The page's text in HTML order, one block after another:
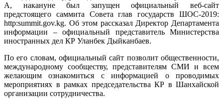
А, накануне был запущен официальный веб-сайт
предстоящего саммита Совета глав государств ШОС-2019:
http:summit.gov.kg. Об этом рассказал Директор Департамента
информации – официальный представитель Министерства
иностранных дел КР Уланбек Дыйканбаев.
По его словам, официальный сайт позволит общественности,
международному сообществу, представителям СМИ и всем
желающим ознакомиться с информацией о проводимых
мероприятиях в рамках председательства КР в Шанхайской
организации сотрудничества.